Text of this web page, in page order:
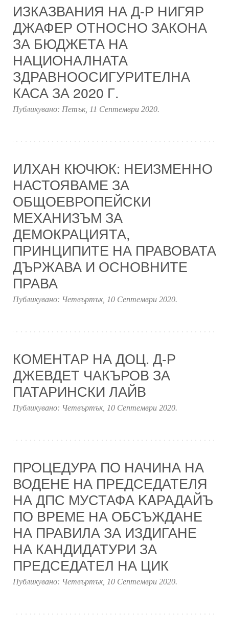
ИЗКАЗВАНИЯ НА Д-Р НИГЯР
ДЖАФЕР ОТНОСНО ЗАКОНА
ЗА БЮДЖЕТА НА
НАЦИОНАЛНАТА
ЗДРАВНООСИГУРИТЕЛНА
КАСА ЗА 2020 Г.
Публикувано: Петък, 11 Септември 2020.
ИЛХАН КЮЧЮК: НЕИЗМЕННО
НАСТОЯВАМЕ ЗА
ОБЩОЕВРОПЕЙСКИ
МЕХАНИЗЪМ ЗА
ДЕМОКРАЦИЯТА,
ПРИНЦИПИТЕ НА ПРАВОВАТА
ДЪРЖАВА И ОСНОВНИТЕ
ПРАВА
Публикувано: Четвъртък, 10 Септември 2020.
КОМЕНТАР НА ДОЦ. Д-Р
ДЖЕВДЕТ ЧАКЪРОВ ЗА
ПАТАРИНСКИ ЛАЙВ
Публикувано: Четвъртък, 10 Септември 2020.
ПРОЦЕДУРА ПО НАЧИНА НА
ВОДЕНЕ НА ПРЕДСЕДАТЕЛЯ
НА ДПС МУСТАФА KAРАДАЙЪ
ПО ВРЕМЕ НА ОБСЪЖДАНЕ
НА ПРАВИЛА ЗА ИЗДИГАНЕ
НА КАНДИДАТУРИ ЗА
ПРЕДСЕДАТЕЛ НА ЦИК
Публикувано: Четвъртък, 10 Септември 2020.